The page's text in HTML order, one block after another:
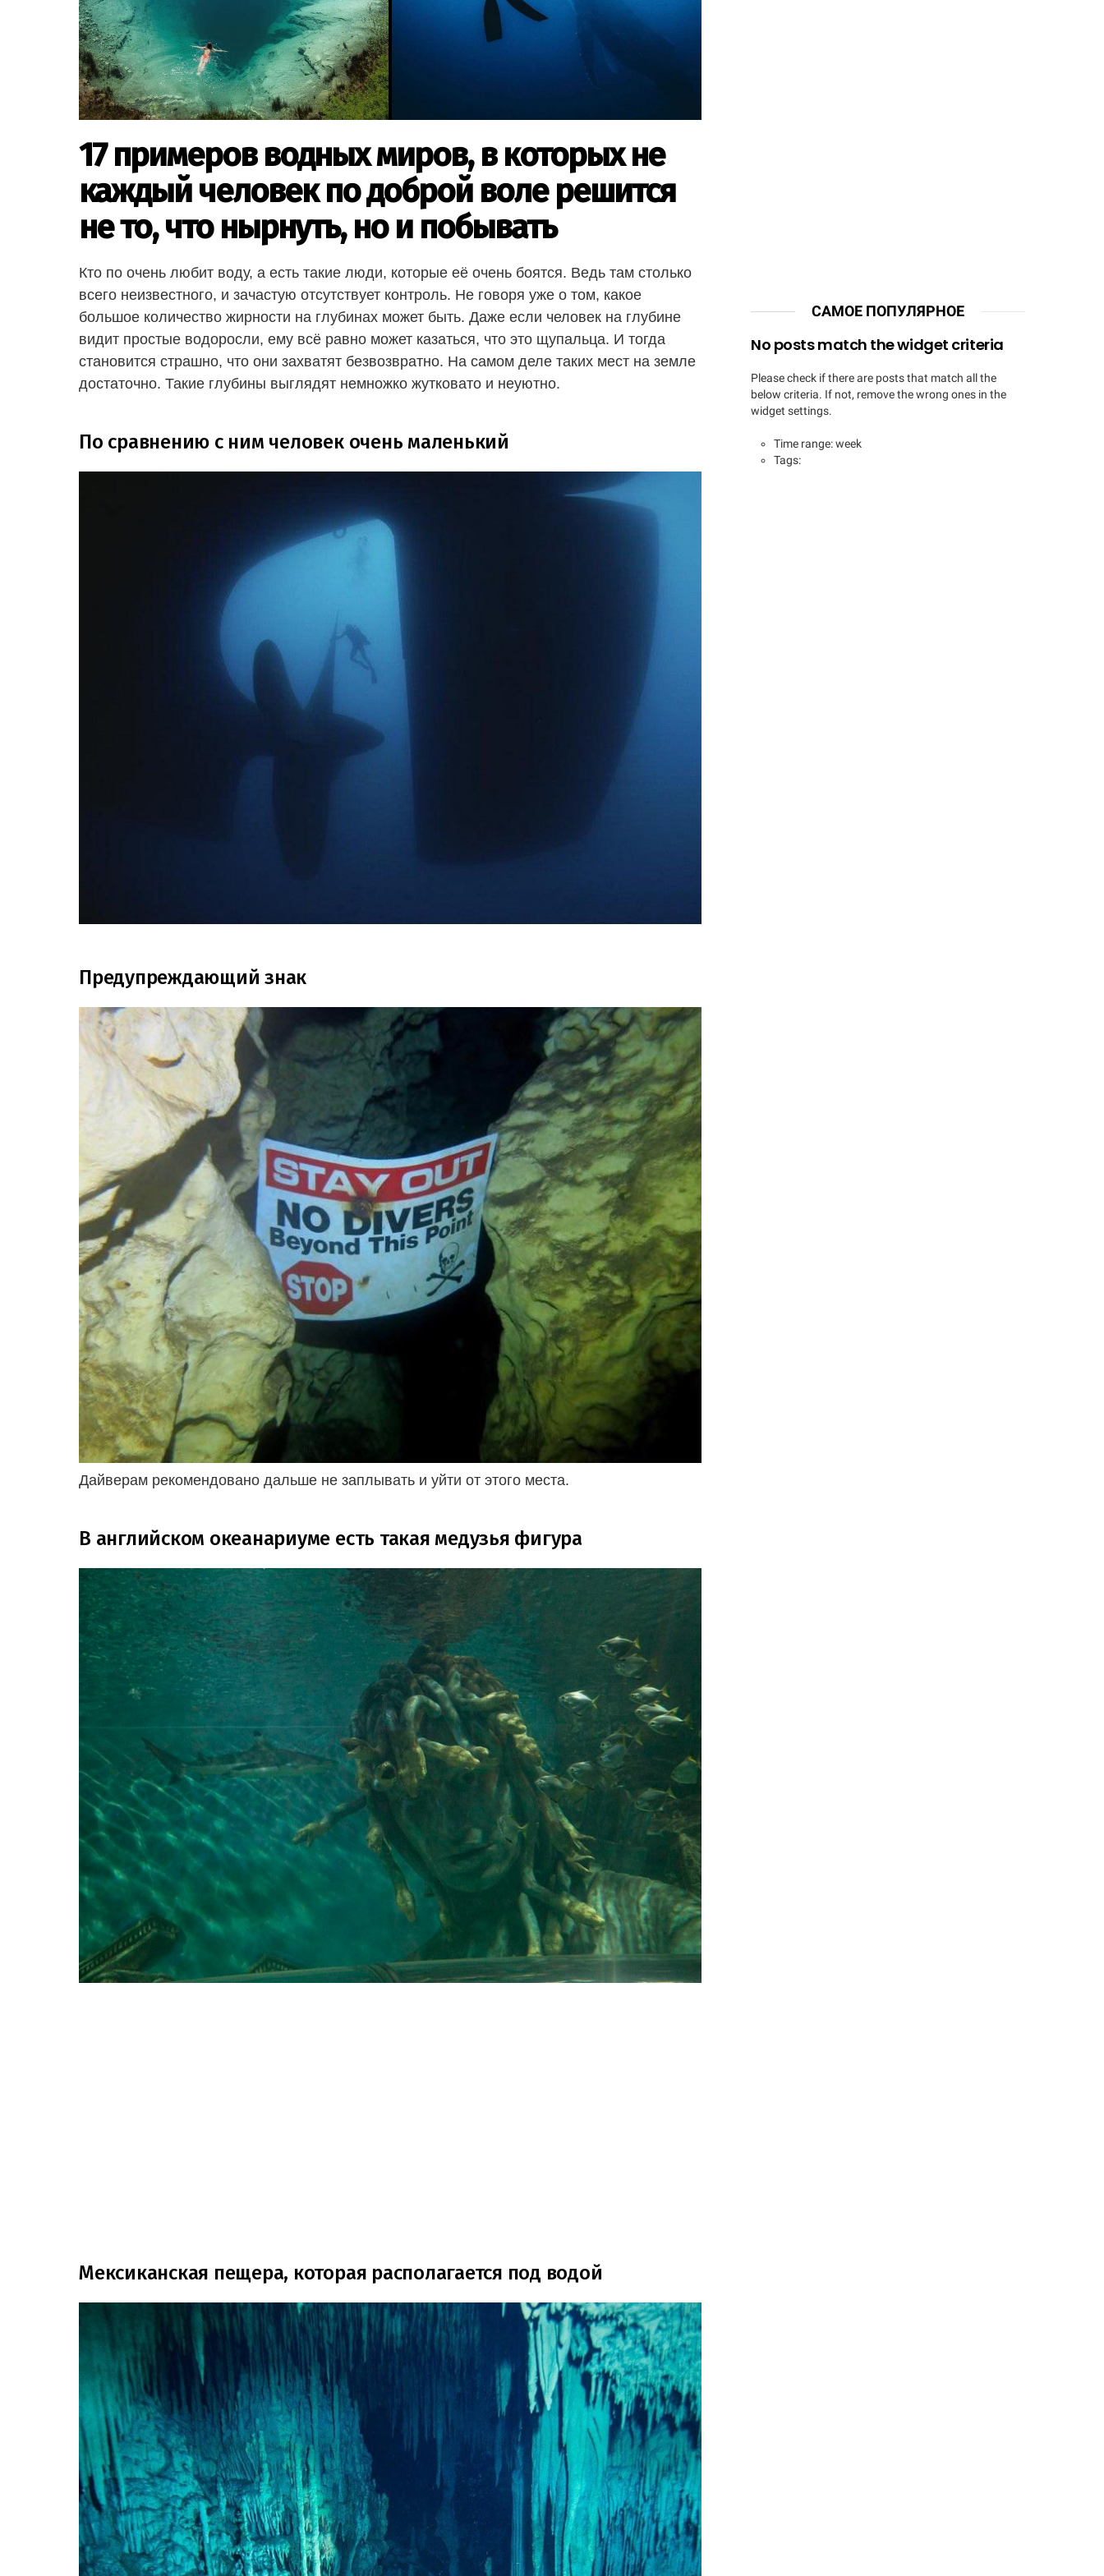
17 примеров водных миров, в которых не
каждый человек по доброй воле решится
не то, что нырнуть, но и побывать
Кто по очень любит воду, а есть такие люди, которые её очень боятся. Ведь там столько
всего неизвестного, и зачастую отсутствует контроль. Не говоря уже о том, какое
большое количество жирности на глубинах может быть. Даже если человек на глубине
видит простые водоросли, ему всё равно может казаться, что это щупальца. И тогда
становится страшно, что они захватят безвозвратно. На самом деле таких мест на земле
достаточно. Такие глубины выглядят немножко жутковато и неуютно.
По сравнению с ним человек очень маленький
Предупреждающий знак
Дайверам рекомендовано дальше не заплывать и уйти от этого места.
В английском океанариуме есть такая медузья фигура
Мексиканская пещера, которая располагается под водой
САМОЕ ПОПУЛЯРНОЕ
No posts match the widget criteria
Please check if there are posts that match all the
below criteria. If not, remove the wrong ones in the
widget settings.
Time range: week
Tags: